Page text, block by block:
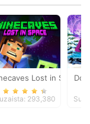
Lost in Space
293,380